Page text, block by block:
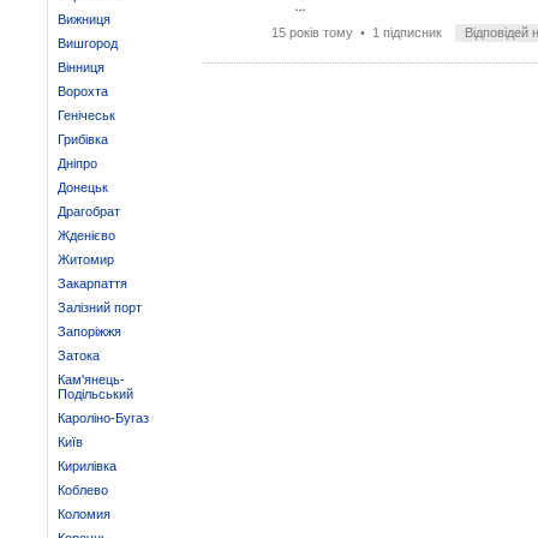
...
15 років тому• 1 підписник Відповідей
Вижниця
Вишгород
Вінниця
Ворохта
Генічеськ
Грибівка
Дніпро
Донецьк
Драгобрат
Жденієво
Житомир
Закарпаття
Залізний порт
Запоріжжя
Затока
Кам'янець-
Подільський
Кароліно-Бугаз
Київ
Кирилівка
Коблево
Коломия